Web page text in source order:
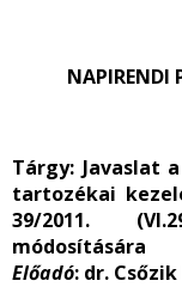
NAPIRENDI
Tárgy: Javaslat
tartozékai
39/2011.
módosítására
Előadó: dr.